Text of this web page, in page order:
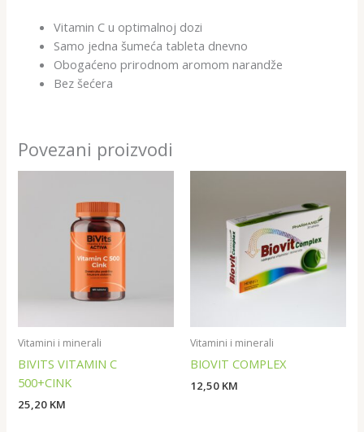
Vitamin C u optimalnoj dozi
Samo jedna šumeća tableta dnevno
Obogaćeno prirodnom aromom narandže
Bez šećera
Povezani proizvodi
Vitamini i minerali
BIVITS VITAMIN C
500+CINK
25,20 KM
Vitamini i minerali
BIOVIT COMPLEX
12,50 KM